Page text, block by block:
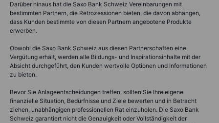
Darüber hinaus hat die Saxo Bank Schweiz Vereinbarungen mit
bestimmten Partnern, die Retrozessionen bieten, die davon abhängen,
dass Kunden bestimmte von diesen Partnern angebotene Produkte
erwerben.
Obwohl die Saxo Bank Schweiz aus diesen Partnerschaften eine
Vergütung erhält, werden alle Bildungs- und Inspirationsinhalte mit der
Absicht durchgeführt, den Kunden wertvolle Optionen und Informationen
zu bieten.
Bevor Sie Anlageentscheidungen treffen, sollten Sie Ihre eigene
finanzielle Situation, Bedürfnisse und Ziele bewerten und in Betracht
ziehen, unabhängigen professionellen Rat einzuholen. Die Saxo Bank
Schweiz garantiert nicht die Genauigkeit oder Vollständigkeit der